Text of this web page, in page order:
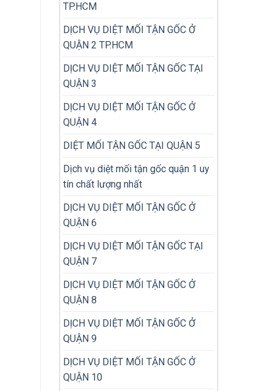
hiệu
quả
TP.HCM
DỊCH VỤ DIỆT MỐI TẬN GỐC Ở
QUẬN 2 TP.HCM
DỊCH VỤ DIỆT MỐI TẬN GỐC TẠI
QUẬN 3
DỊCH VỤ DIỆT MỐI TẬN GỐC Ở
QUẬN 4
DIỆT MỐI TẬN GỐC TẠI QUẬN 5
Dịch vụ diệt mối tận gốc quận 1 uy
tín chất lượng nhất
DỊCH VỤ DIỆT MỐI TẬN GỐC Ở
QUẬN 6
DỊCH VỤ DIỆT MỐI TẬN GỐC TẠI
QUẬN 7
DỊCH VỤ DIỆT MỐI TẬN GỐC Ở
QUẬN 8
DỊCH VỤ DIỆT MỐI TẬN GỐC Ở
QUẬN 9
DỊCH VỤ DIỆT MỐI TẬN GỐC Ở
QUẬN 10